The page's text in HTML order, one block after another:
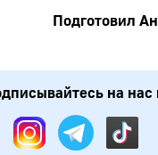
Подготовил
на нас